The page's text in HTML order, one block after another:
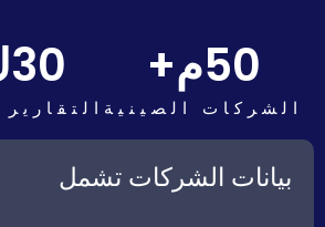
الشركات الصينية
50م+ 30
بيانات الشركات تشمل